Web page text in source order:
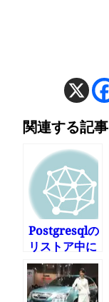
関連する記事
Postgresqlの
リストア中に
エラー